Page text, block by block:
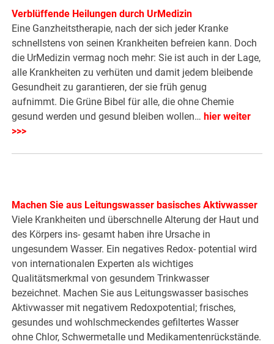
Verblüffende Heilungen durch UrMedizin
Eine Ganzheitstherapie, nach der sich jeder Kranke
schnellstens von seinen Krankheiten befreien kann. Doch
die UrMedizin vermag noch mehr: Sie ist auch in der Lage,
alle Krankheiten zu verhüten und damit jedem bleibende
Gesundheit zu garantieren, der sie früh genug
aufnimmt. Die Grüne Bibel für alle, die ohne Chemie
gesund werden und gesund bleiben wollen… hier weiter
>>>
Machen Sie aus Leitungswasser basisches Aktivwasser
Viele Krankheiten und überschnelle Alterung der Haut und
des Körpers ins- gesamt haben ihre Ursache in
ungesundem Wasser. Ein negatives Redox- potential wird
von internationalen Experten als wichtiges
Qualitätsmerkmal von gesundem Trinkwasser
bezeichnet. Machen Sie aus Leitungswasser basisches
Aktivwasser mit negativem Redoxpotential; frisches,
gesundes und wohlschmeckendes gefiltertes Wasser
ohne Chlor, Schwermetalle und Medikamentenrückstände.